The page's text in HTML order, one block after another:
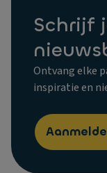
Schrijf
Ontvang elke
inspiratie en